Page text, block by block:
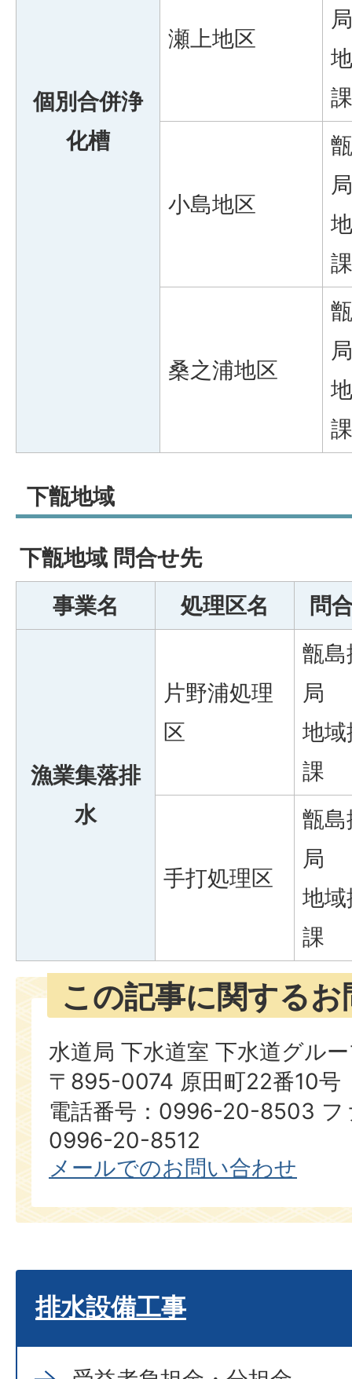
個別合併浄
化槽
瀬上地区
局
課
小島地区
局
課
桑之浦地区
局
課
下甑地域
下甑地域 問合せ先
事業名
処理区名 問
漁業集落排
水
片野浦処理
区
甑
局
地
課
手打処理区
甑
局
地
課
この記事に関する
水道局 下水道室 下水道グル
〒895-0074 原田町22番10号
電話番号：0996-20-8503 フ
0996-20-8512
メールでのお問い合わせ
排水設備工事